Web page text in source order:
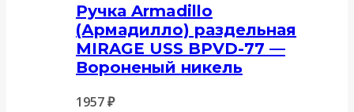
Ручка Armadillo
(Армадилло) раздельная
MIRAGE USS BPVD-77 —
Вороненый никель
1957₽